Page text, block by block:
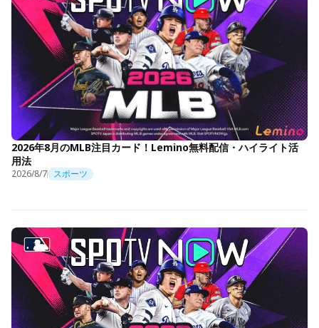
2026年8月のMLB注目カード！Lemino無料配信・ハイライト活
用法
2026/8/7 スポーツ